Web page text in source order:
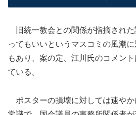
旧統一教会との関係が指摘され
ってもいいというマスコミの風潮
もあり、案の定、江川氏のコメン
ている。
ポスターの損壊に対しては速や